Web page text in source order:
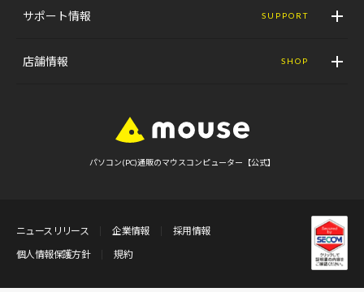
サポート情報 SUPPORT
店舗情報 SHOP
パソコン(PC)通販のマウスコンピューター【公式】
ニュースリリース 企業情報
採用情報
個人情報保護方針
規約